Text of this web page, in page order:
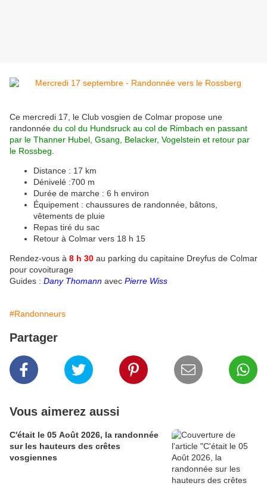
Ce mercredi 17, le Club vosgien de Colmar propose une
randonnée du col du Hundsruck au col de Rimbach en passant
par le Thanner Hubel, Gsang, Belacker, Vogelstein et retour par
le Rossbeg
Distance : 17 km
Dénivelé :700 m
Durée de marche : 6 h environ
Équipement : chaussures de randonnée, bâtons,
vêtements de pluie
Repas tiré du sac
Retour à Colmar vers 18 h 15
Rendez-vous à 8 h 30 au parking du capitaine Dreyfus de Colmar
pour covoiturage
Guides : Dany Thomann avec Pierre Wiss
#Randonneurs
Partager
Vous aimerez aussi
C'était le 05 Août 2026, la randonnée
sur les hauteurs des crêtes
vosgiennes